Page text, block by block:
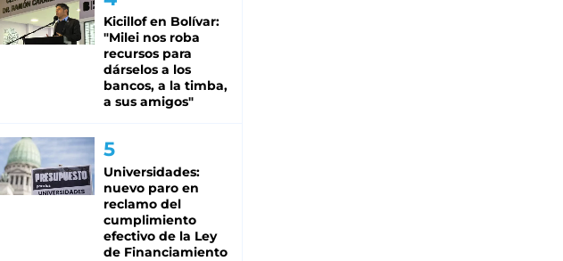
Kicillof en Bolívar:
"Milei nos roba
recursos para
dárselos a los
bancos, a la timba,
a sus amigos"
Universidades:
nuevo paro en
reclamo del
cumplimiento
efectivo de la Ley
de Financiamiento